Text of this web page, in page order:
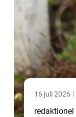
16 juli 2026
redaktionel